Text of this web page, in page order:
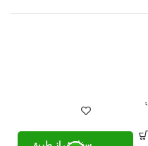
فروخته